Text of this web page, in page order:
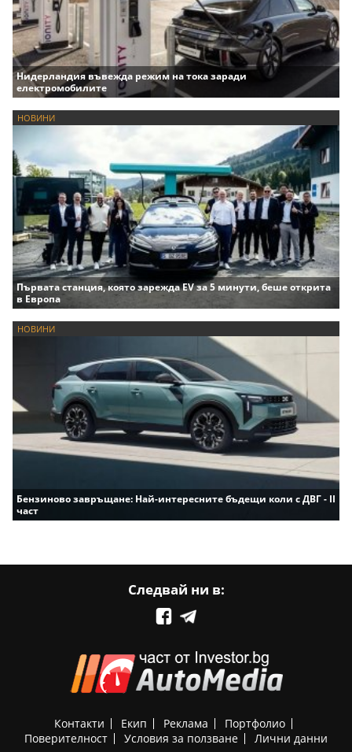
Нидерландия въвежда режим на тока заради
електромобилите
НОВИНИ
Първата станция, която зарежда EV за 5 минути, беше открита
в Европа
НОВИНИ
Бензиново завръщане: Най-интересните бъдещи коли с ДВГ - II
част
Следвай ни в:
Контакти Екип Реклама
Портфолио
Поверителност
Условия за ползване Лични данни